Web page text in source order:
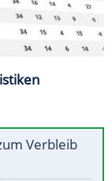
Verbleib